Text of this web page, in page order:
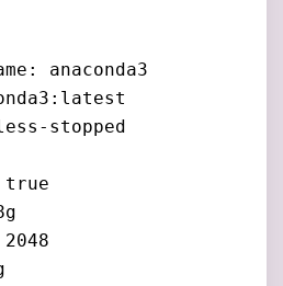
anaconda3
stopped
true
2048